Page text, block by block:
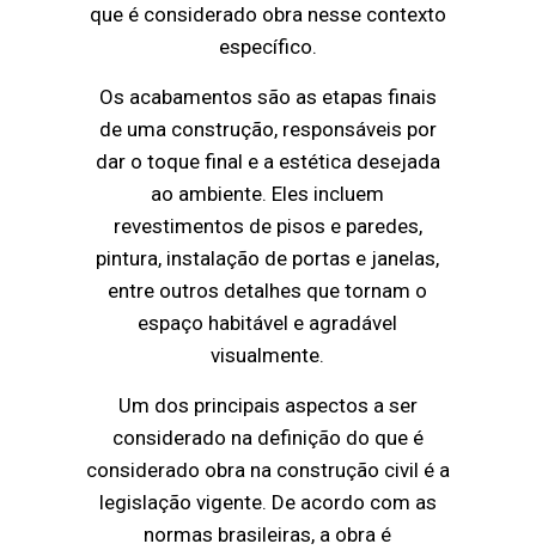
que é considerado obra nesse contexto
específico.
Os acabamentos são as etapas finais
de uma construção, responsáveis por
dar o toque final e a estética desejada
ao ambiente. Eles incluem
revestimentos de pisos e paredes,
pintura, instalação de portas e janelas,
entre outros detalhes que tornam o
espaço habitável e agradável
visualmente.
Um dos principais aspectos a ser
considerado na definição do que é
considerado obra na construção civil é a
legislação vigente. De acordo com as
normas brasileiras, a obra é